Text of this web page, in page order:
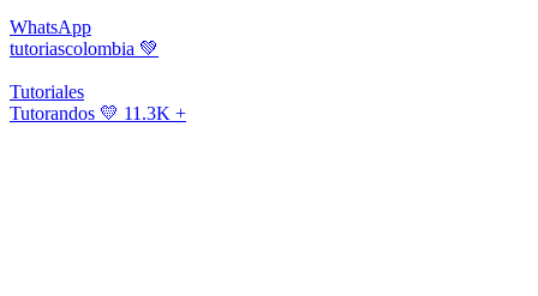
WhatsApp
tutoriascolombia 💚
Tutoriales
Tutorandos 💛 11.3K +